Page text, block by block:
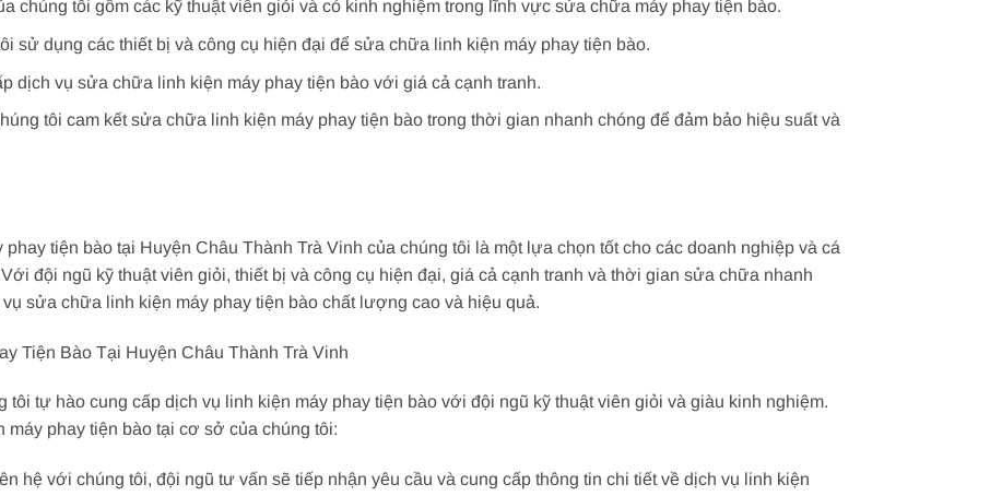
chúng tôi gồm các kỹ thuật viên giỏi và có kinh nghiệm trong lĩnh vực sửa chữa máy phay tiện bào.
sử dụng các thiết bị và công cụ hiện đại để sửa chữa linh kiện máy phay tiện bào.
dịch vụ sửa chữa linh kiện máy phay tiện bào với giá cả cạnh tranh.
tôi cam kết sửa chữa linh kiện máy phay tiện bào trong thời gian nhanh chóng để đảm bảo hiệu suất và
tiện bào tại Huyện Châu Thành Trà Vinh của chúng tôi là một lựa chọn tốt cho các doanh nghiệp và cá
đội ngũ kỹ thuật viên giỏi, thiết bị và công cụ hiện đại, giá cả cạnh tranh và thời gian sửa chữa nhanh
sửa chữa linh kiện máy phay tiện bào chất lượng cao và hiệu quả.
Tiện Bào Tại Huyện Châu Thành Trà Vinh
tôi tự hào cung cấp dịch vụ linh kiện máy phay tiện bào với đội ngũ kỹ thuật viên giỏi và giàu kinh nghiệm.
phay tiện bào tại cơ sở của chúng tôi:
hệ với chúng tôi, đội ngũ tư vấn sẽ tiếp nhận yêu cầu và cung cấp thông tin chi tiết về dịch vụ linh kiện